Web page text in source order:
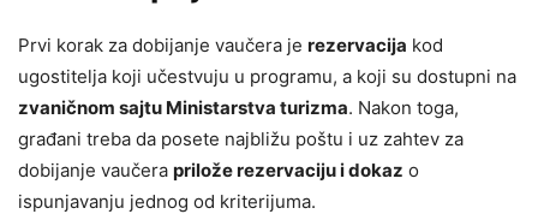
Prvi korak za dobijanje vaučera je rezervacija kod
ugostitelja koji učestvuju u programu, a koji su dostupni na
zvaničnom sajtu Ministarstva turizma. Nakon toga,
građani treba da posete najbližu poštu i uz zahtev za
dobijanje vaučera prilože rezervaciju i dokaz o
ispunjavanju jednog od kriterijuma.